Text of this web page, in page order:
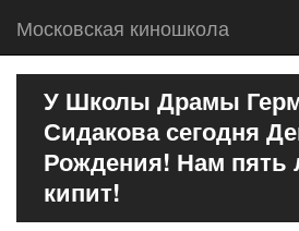
Московская киношкола
У Школы Драмы
Сидакова сегодня
Рождения! Нам пять
кипит!